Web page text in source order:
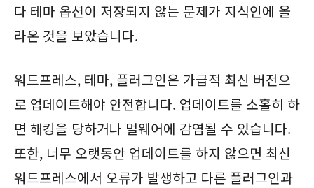
다 테마 옵션이 저장되지 않는 문제가 지식인에 올
라온 것을 보았습니다.
워드프레스, 테마, 플러그인은 가급적 최신 버전으
로 업데이트해야 안전합니다. 업데이트를 소홀히 하
면 해킹을 당하거나 멀웨어에 감염될 수 있습니다.
또한, 너무 오랫동안 업데이트를 하지 않으면 최신
워드프레스에서 오류가 발생하고 다른 플러그인과